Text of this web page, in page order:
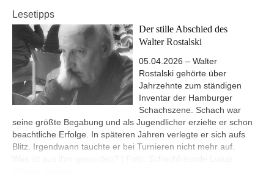
Lesetipps
Der stille Abschied des
Walter Rostalski
05.04.2026 – Walter
Rostalski gehörte über
Jahrzehnte zum ständigen
Inventar der Hamburger
Schachszene. Schach war
seine größte Begabung und als Jugendlicher erzielte er schon
beachtliche Erfolge. In späteren Jahren verlegte er sich aufs
Blitz. Irgendwann tauchte er bei Turnieren nicht mehr auf.
Was ist aus ihm geworden? | Foto: Schachfreunde Lurup,